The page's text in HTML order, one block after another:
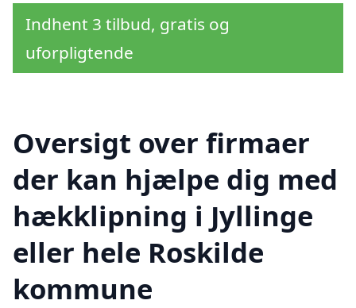
Indhent 3 tilbud, gratis og
uforpligtende
Oversigt over firmaer
der kan hjælpe dig med
hækklipning i Jyllinge
eller hele Roskilde
kommune